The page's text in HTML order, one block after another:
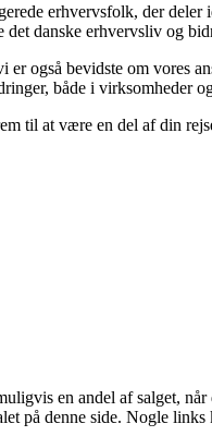
erhvervsfolk, der
danske erhvervsliv og
også bevidste om vores
både i virksomheder
til at være en del af din
en andel af salget,
på denne side. Nogle